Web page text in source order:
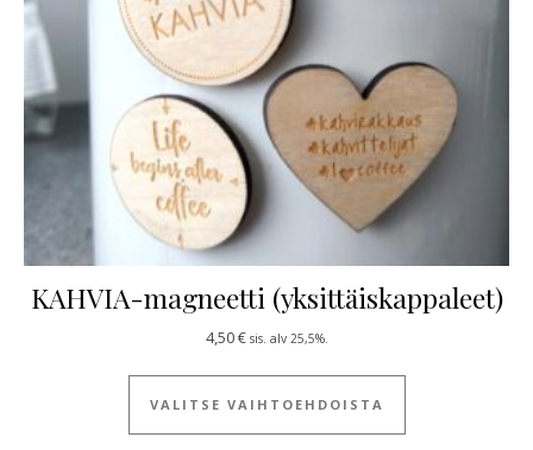
KAHVIA-magneetti (yksittäiskappaleet)
4,50€ sis. alv 25,5%.
VALITSE VAIHTOEHDOISTA
Tällä tuotteella